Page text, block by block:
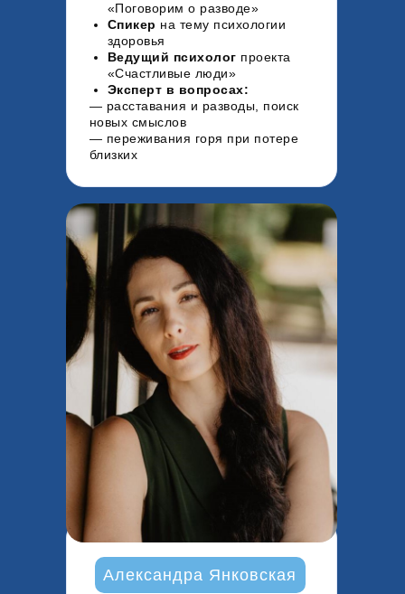
«Поговорим о разводе»
Спикер на тему психологии
здоровья
Ведущий психолог проекта
«Счастливые люди»
Эксперт в вопросах:
— расставания и разводы, поиск
новых смыслов
— переживания горя при потере
близких
Александра Янковская